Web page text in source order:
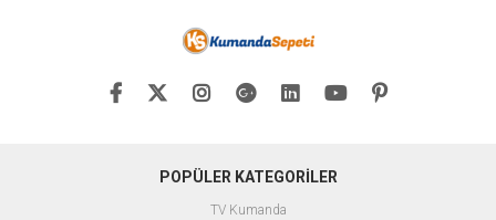
POPÜLER KATEGORİLER
TV Kumanda